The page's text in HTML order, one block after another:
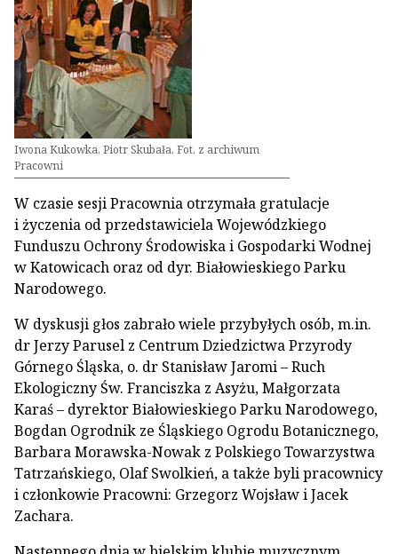
Iwona Kukowka, Piotr Skubała. Fot. z archiwum
Pracowni
W czasie sesji Pracownia otrzymała gratulacje
i życzenia od przedstawiciela Wojewódzkiego
Funduszu Ochrony Środowiska i Gospodarki Wodnej
w Katowicach oraz od dyr. Białowieskiego Parku
Narodowego.
W dyskusji głos zabrało wiele przybyłych osób, m.in.
dr Jerzy Parusel z Centrum Dziedzictwa Przyrody
Górnego Śląska, o. dr Stanisław Jaromi – Ruch
Ekologiczny Św. Franciszka z Asyżu, Małgorzata
Karaś – dyrektor Białowieskiego Parku Narodowego,
Bogdan Ogrodnik ze Śląskiego Ogrodu Botanicznego,
Barbara Morawska-Nowak z Polskiego Towarzystwa
Tatrzańskiego, Olaf Swolkień, a także byli pracownicy
i członkowie Pracowni: Grzegorz Wojsław i Jacek
Zachara.